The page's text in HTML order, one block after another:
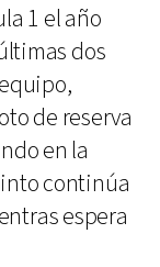
1 el año
dos
de reserva
en la
continúa
espera